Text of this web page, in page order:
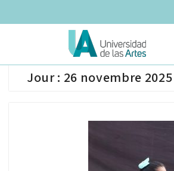
Jour : 26 novembre 2025